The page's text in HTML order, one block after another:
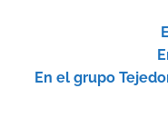
En el grupo